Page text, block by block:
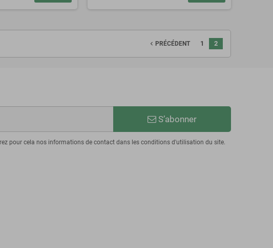
navigate_before PRÉCÉDENT 1 2
S’abonner
pour cela nos informations de contact dans les conditions d'utilisation du site.